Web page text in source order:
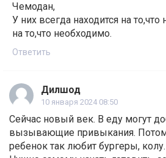
Чемодан,
У них всегда находится на то,что
на то,что необходимо.
Ответить
Дилшод
10 января 2024 08:50
Сейчас новый век. В еду могут
вызывающие привыкания. Потом
ребенок так любит бургеры, колу.